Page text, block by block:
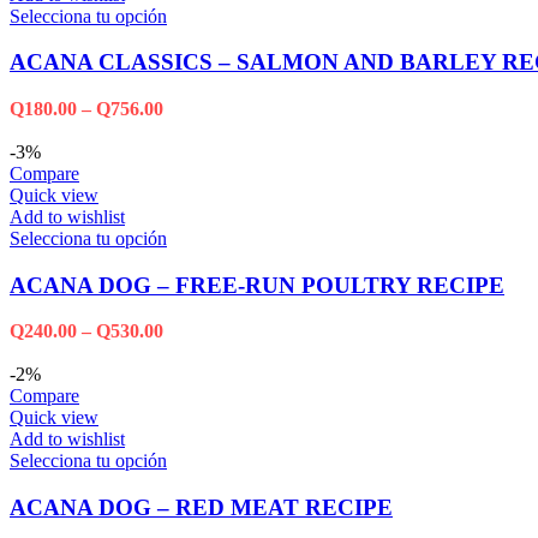
Selecciona tu opción
ACANA CLASSICS – SALMON AND BARLEY
Q180.00 – Q756.00
-3%
Compare
Quick view
Add to wishlist
Selecciona tu opción
ACANA DOG – FREE-RUN POULTRY RECIPE
Q240.00 – Q530.00
-2%
Compare
Quick view
Add to wishlist
Selecciona tu opción
ACANA DOG – RED MEAT RECIPE